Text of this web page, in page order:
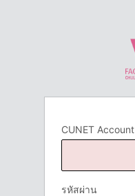
CUNET Account
รหัสผ่าน